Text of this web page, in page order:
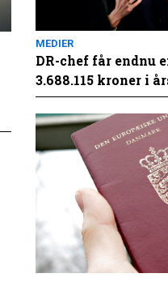
MEDIER
DR-chef får endnu
3.688.115 kroner i